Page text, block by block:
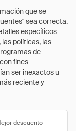
que se
sea correcta.
específicos
políticas, las
de
fines
ser inexactos u
reciente y
descuento